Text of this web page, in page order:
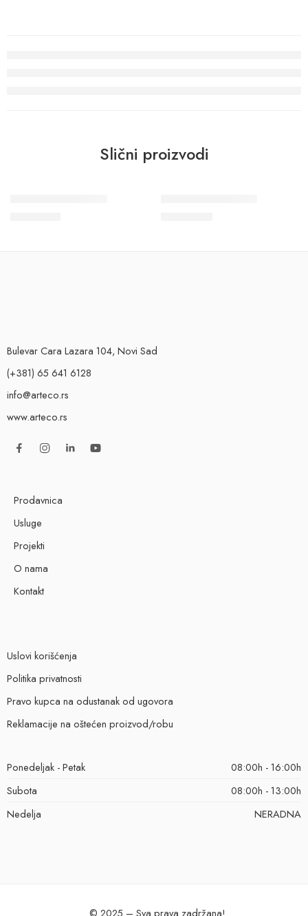
Slični proizvodi
Bulevar Cara Lazara 104, Novi Sad
(+381) 65 641 6128
info@arteco.rs
www.arteco.rs
Prodavnica
Usluge
Projekti
O nama
Kontakt
Uslovi korišćenja
Politika privatnosti
Pravo kupca na odustanak od ugovora
Reklamacije na oštećen proizvod/robu
Ponedeljak - Petak
08:00h - 16:00h
Subota
08:00h - 13:00h
Nedelja
NERADNA
© 2025 – Sva prava zadržana!